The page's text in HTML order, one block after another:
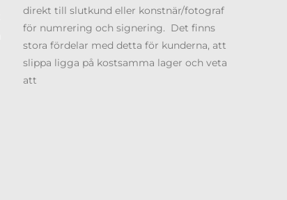
direkt till slutkund eller konstnär/fotograf
för numrering och signering. Det finns
stora fördelar med detta för kunderna, att
slippa ligga på kostsamma lager och veta
att